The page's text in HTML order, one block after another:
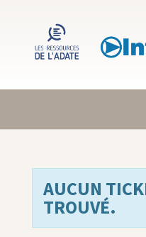
AUCUN
TROUVÉ.